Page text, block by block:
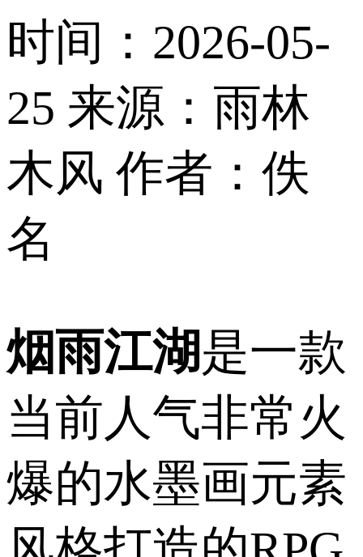
时间：2026-05-
25 来源：雨林
木风 作者：佚
名
烟雨江湖是一款
当前人气非常火
爆的水墨画元素